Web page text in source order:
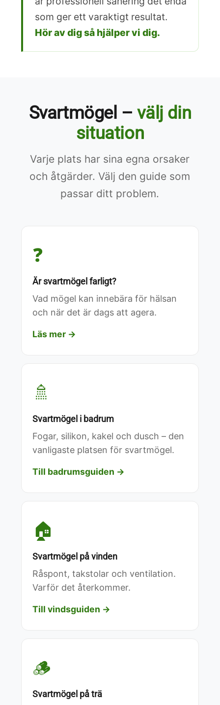
som ger ett varaktigt resultat.
Hör av dig så hjälper vi dig.
Svartmögel –välj din
situation
Varje plats har sina egna orsaker
och åtgärder. Välj den guide som
passar ditt problem.
❓
Är svartmögel farligt?
Vad mögel kan innebära för hälsan
och när det är dags att agera.
Läs mer →
🚿
Svartmögel i badrum
Fogar, silikon, kakel och dusch – den
vanligaste platsen för svartmögel.
Till badrumsguiden →
🏠
Svartmögel på vinden
Råspont, takstolar och ventilation.
Varför det återkommer.
Till vindsguiden →
🪵
Svartmögel på trä